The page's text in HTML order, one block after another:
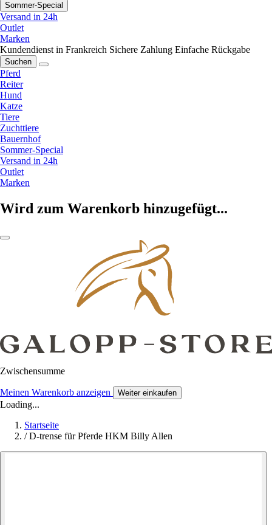
Sommer-Special
Versand in 24h
Outlet
Marken
Kundendienst in Frankreich Sichere Zahlung Einfache Rückgabe
Suchen
Pferd
Reiter
Hund
Katze
Tiere
Zuchttiere
Bauernhof
Sommer-Special
Versand in 24h
Outlet
Marken
Wird zum Warenkorb hinzugefügt...
Zwischensumme
Meinen Warenkorb anzeigen Weiter einkaufen
Loading...
Startseite
/ D-trense für Pferde HKM Billy Allen